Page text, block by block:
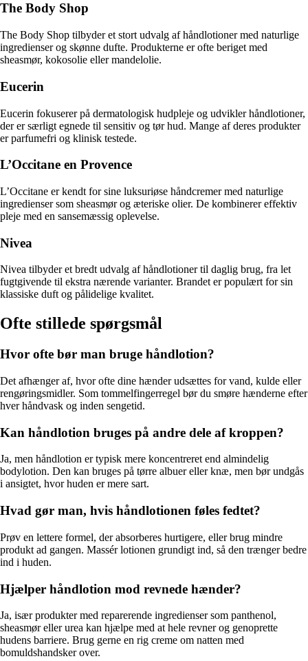
The Body Shop
The Body Shop tilbyder et stort udvalg af håndlotioner med naturlige
ingredienser og skønne dufte. Produkterne er ofte beriget med
sheasmør, kokosolie eller mandelolie.
Eucerin
Eucerin fokuserer på dermatologisk hudpleje og udvikler håndlotioner,
der er særligt egnede til sensitiv og tør hud. Mange af deres produkter
er parfumefri og klinisk testede.
L’Occitane en Provence
L’Occitane er kendt for sine luksuriøse håndcremer med naturlige
ingredienser som sheasmør og æteriske olier. De kombinerer effektiv
pleje med en sansemæssig oplevelse.
Nivea
Nivea tilbyder et bredt udvalg af håndlotioner til daglig brug, fra let
fugtgivende til ekstra nærende varianter. Brandet er populært for sin
klassiske duft og pålidelige kvalitet.
Ofte stillede spørgsmål
Hvor ofte bør man bruge håndlotion?
Det afhænger af, hvor ofte dine hænder udsættes for vand, kulde eller
rengøringsmidler. Som tommelfingerregel bør du smøre hænderne efter
hver håndvask og inden sengetid.
Kan håndlotion bruges på andre dele af kroppen?
Ja, men håndlotion er typisk mere koncentreret end almindelig
bodylotion. Den kan bruges på tørre albuer eller knæ, men bør undgås
i ansigtet, hvor huden er mere sart.
Hvad gør man, hvis håndlotionen føles fedtet?
Prøv en lettere formel, der absorberes hurtigere, eller brug mindre
produkt ad gangen. Massér lotionen grundigt ind, så den trænger bedre
ind i huden.
Hjælper håndlotion mod revnede hænder?
Ja, især produkter med reparerende ingredienser som panthenol,
sheasmør eller urea kan hjælpe med at hele revner og genoprette
hudens barriere. Brug gerne en rig creme om natten med
bomuldshandsker over.